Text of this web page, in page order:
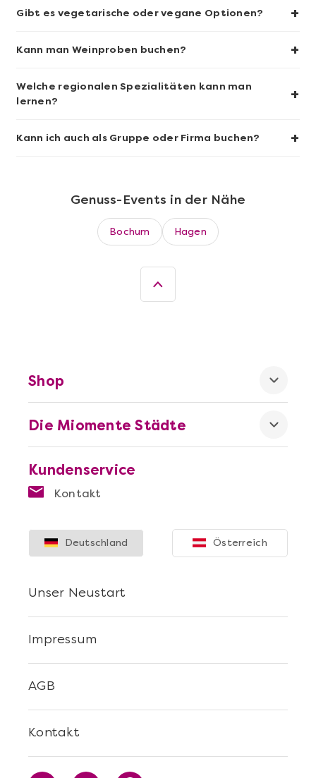
Wein- & Käse-Genuss@Home für 2
Dortmund erschmecken
Gibt es vegetarische oder vegane Optionen? +
Kann man Weinproben buchen? +
Welche regionalen Spezialitäten kann man
lernen?
+
Kann ich auch als Gruppe oder Firma buchen? +
Genuss-Events in der Nähe
Bochum Hagen
Kundenservice
Kontakt
Die Miomente Städte
Shop
Kontakt
AGB
Impressum
Unser Neustart
Deutschland Österreich